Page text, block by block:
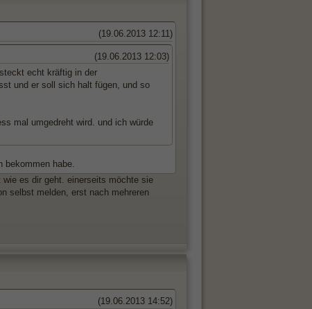
(19.06.2013 12:11)
(19.06.2013 12:03)
echt kräftig in der
und er soll sich halt fügen, und so
mal umgedreht wird. und ich würde
habe.
es dir geht. einerseits möchte sie
selbst melden, erst nach mehreren
(19.06.2013 14:52)